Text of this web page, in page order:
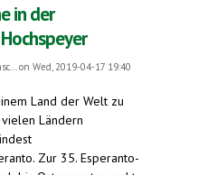
in der
on Wed, 2019-04-17 19:40
Land der Welt zu
Ländern
Zur 35. Esperanto-